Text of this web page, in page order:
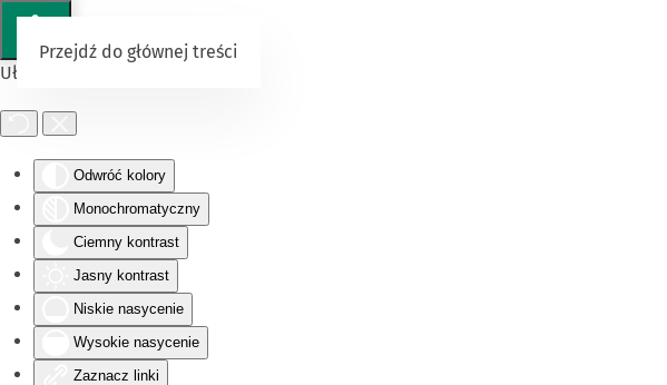
Ułatwienia dostępu
Odwróć kolory
Monochromatyczny
Ciemny kontrast
Jasny kontrast
Niskie nasycenie
Wysokie nasycenie
Zaznacz linki
Przejdź do głównej treści